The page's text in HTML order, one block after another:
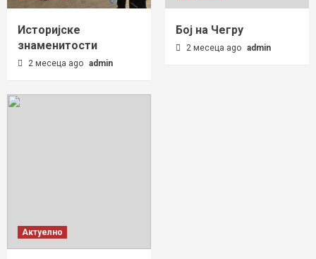
Историјске
знаменитости
2 месеца ago admin
Бој на Чегру
2 месеца ago admin
Актуелно